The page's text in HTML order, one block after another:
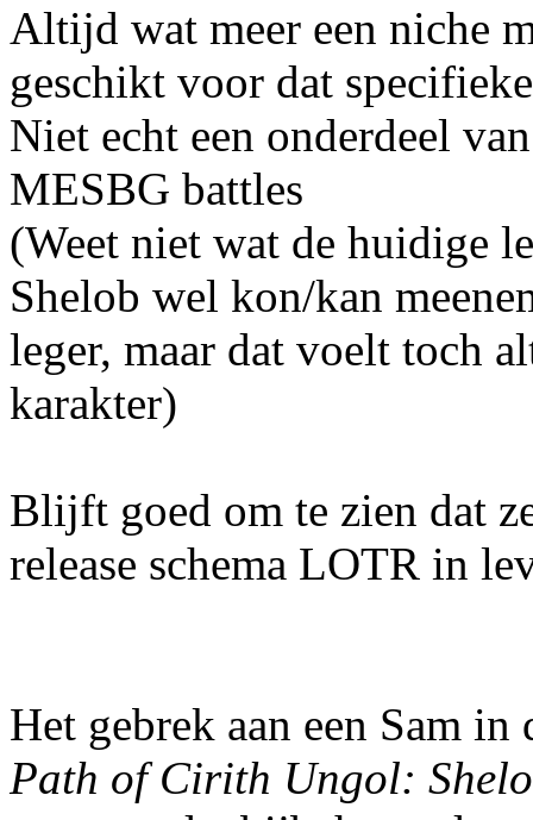
Altijd wat meer een niche
geschikt voor dat
Niet echt een onderdeel
MESBG battles
(Weet niet wat de huidige
Shelob wel kon/kan
leger, maar dat voelt toch
karakter)
Blijft goed om te zien dat
release schema LOTR in
Het gebrek aan een Sam
Path of Cirith Ungol: